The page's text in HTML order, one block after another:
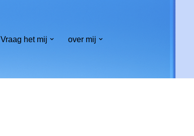
Vraag het mij over mij